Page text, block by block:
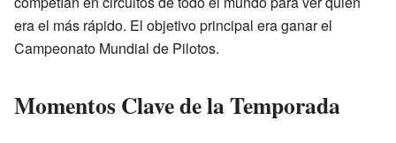
era el más rápido. El objetivo principal era ganar el
Campeonato Mundial de Pilotos.
Momentos Clave de la Temporada